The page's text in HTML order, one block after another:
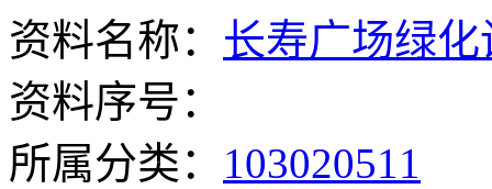
资料名称： 长寿广场绿
资料序号：
所属分类： 103020511